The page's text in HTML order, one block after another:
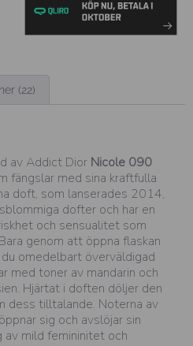
(22)
av Addict Dior Nicole 090
fängslar med sina kraftfulla
doft, som lanserades 2014,
dofter och har en
och sensualitet som
genom att öppna flaskan
omedelbart överväldigad
med toner av mandarin och
Hjärtat i doften döljer den
dess tilltalande. Noterna av
sig och avslöjar sin
av mild femininitet och